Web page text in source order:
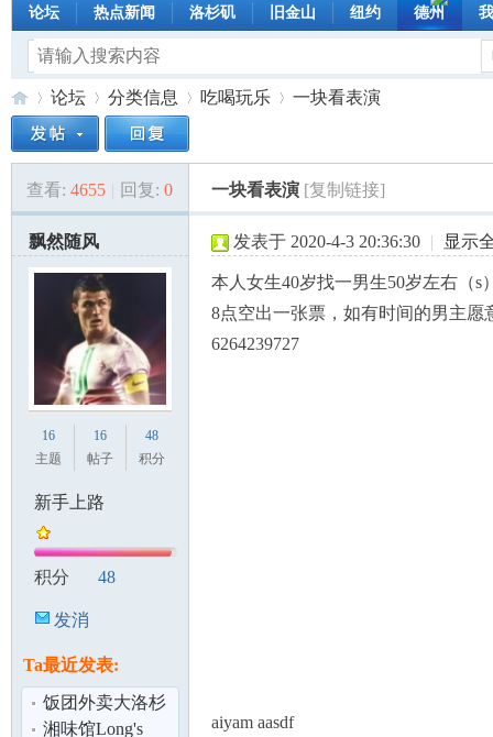
论坛 热点新闻 洛杉矶 旧金山 纽约 德州
美»
论坛
›
分类信息 吃喝玩乐
›
一块看表演
查看: 4655 | 回复: 0 一块看表演 [复制链接]
飘然随风
16
主题
16
帖子
48
积分
新手上路
积分 48
发消
Ta最近发表:
饭团外卖大洛杉
矶地区高薪聘请
湘味馆Long's
发表于 2020-4-3 20:36:30 | 显示
本人女生40岁找一男生50岁左右（s
8点空出一张票，如有时间的男主愿
6264239727
aiyam aasdf